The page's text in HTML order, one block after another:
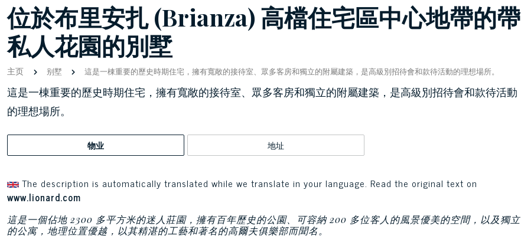
位於布里安扎 (Brianza) 高檔住宅區中心地帶的帶
私人花園的別墅
主页 别墅 這是一棟重要的歷史時期住宅，擁有寬敞的接待室、眾多客房和獨立的附屬建築，是高級別招待會和款待活動的理想場所。
這是一棟重要的歷史時期住宅，擁有寬敞的接待室、眾多客房和獨立的附屬建築，是高級別招待會和款待活動
的理想場所。
物业 地址
The description is automatically translated while we translate in your language. Read the original text on
www.lionard.com
這是一個佔地 2300 多平方米的迷人莊園，擁有百年歷史的公園、可容納 200 多位客人的風景優美的空間，以及獨立
的公寓，地理位置優越，以其精湛的工藝和著名的高爾夫俱樂部而聞名。